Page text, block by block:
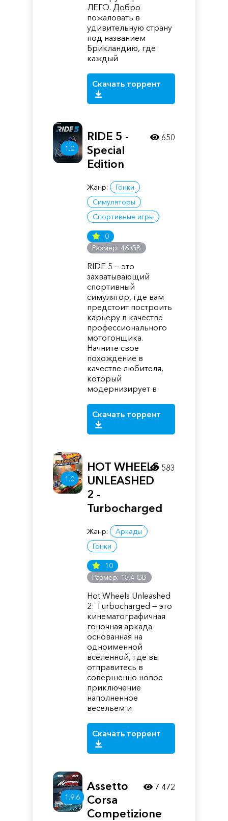
ЛЕГО. Добро
пожаловать в
удивительную страну
под названием
Брикландию, где
каждый
Скачать торрент
1.0
RIDE 5 -
Special
Edition
Жанр:
Гонки
Симуляторы
Спортивные игры
0
Размер: 46 GB
RIDE 5 — это
захватывающий
спортивный
симулятор, где вам
предстоит построить
карьеру в качестве
профессионального
мотогонщика.
Начните свое
похождение в
качестве любителя,
который
модернизирует в
Скачать торрент
650
1.0
HOT WHEELS
UNLEASHED
2 -
Turbocharged
Жанр:
Аркады
Гонки
10
Размер: 18.4 GB
Hot Wheels Unleashed
2: Turbocharged — это
кинематографичная
гоночная аркада
основанная на
одноименной
вселенной, где вы
отправитесь в
совершенно новое
приключение
наполненное
весельем и
Скачать торрент
583
1.9.6
Assetto
Corsa
Competizione
7 472